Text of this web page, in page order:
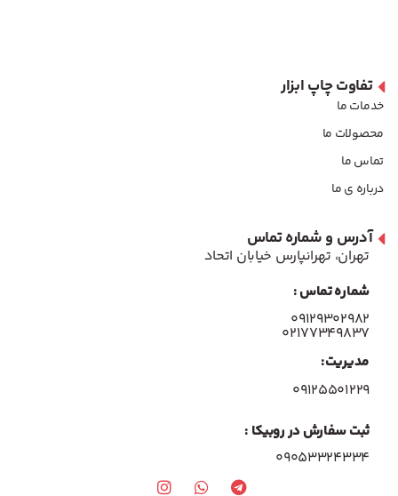
تفاوت چاپ ابزار
خدمات ما
محصولات ما
تماس ما
درباره ی ما
آدرس و شماره تماس
تهران، تهرانپارس خیابان اتحاد
شماره تماس :
۰۹۱۲۹۳۰۲۹۸۲
۰۲۱۷۷۳۴۹۸۳۷
مدیریت:
۰۹۱۲۵۵۰۱۲۲۹
ثبت سفارش در روبیکا :
09053324334